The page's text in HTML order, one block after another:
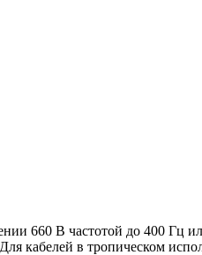
660 В частотой до 400 Гц
кабелей в тропическом